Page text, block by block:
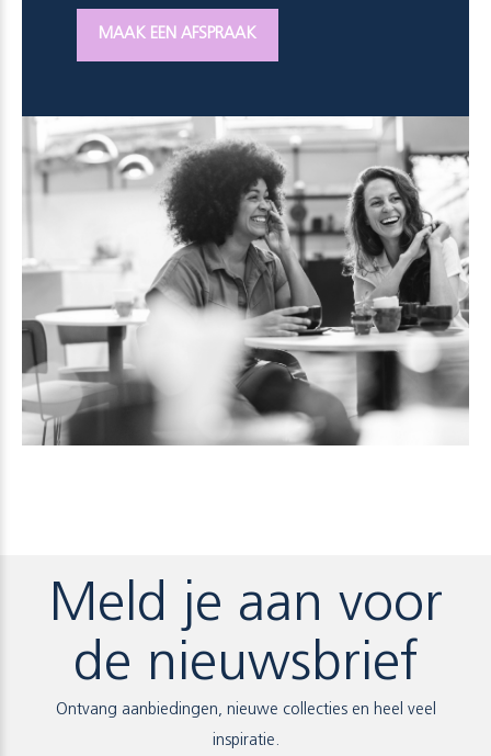
MAAK EEN AFSPRAAK
Meld je aan voor
de nieuwsbrief
Ontvang aanbiedingen, nieuwe collecties en heel veel
inspiratie.